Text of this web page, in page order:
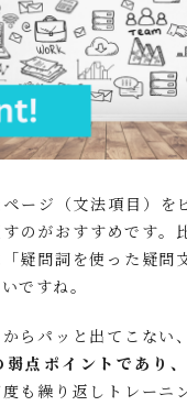
ージ（文法項目）を
のがおすすめです。
疑問詞を使った疑問
ですね。
らパッと出てこない
弱点ポイントであり
度も繰り返しトレーニ